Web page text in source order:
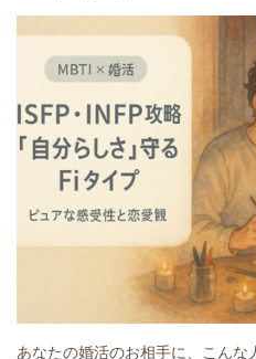
あなたの婚活のお相手に、こんな